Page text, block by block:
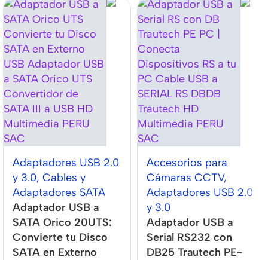
Adaptadores USB 2.0
y 3.0, Cables y
Adaptadores SATA
Adaptador USB a
SATA Orico 20UTS:
Convierte tu Disco
SATA en Externo
Accesorios para
Cámaras CCTV,
Adaptadores USB 2.0
y 3.0
Adaptador USB a
Serial RS232 con
DB25 Trautech PE-